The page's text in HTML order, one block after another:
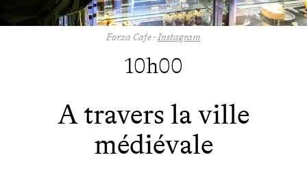
Forza Cafe -Instagram
10h00
A travers la ville
médiévale